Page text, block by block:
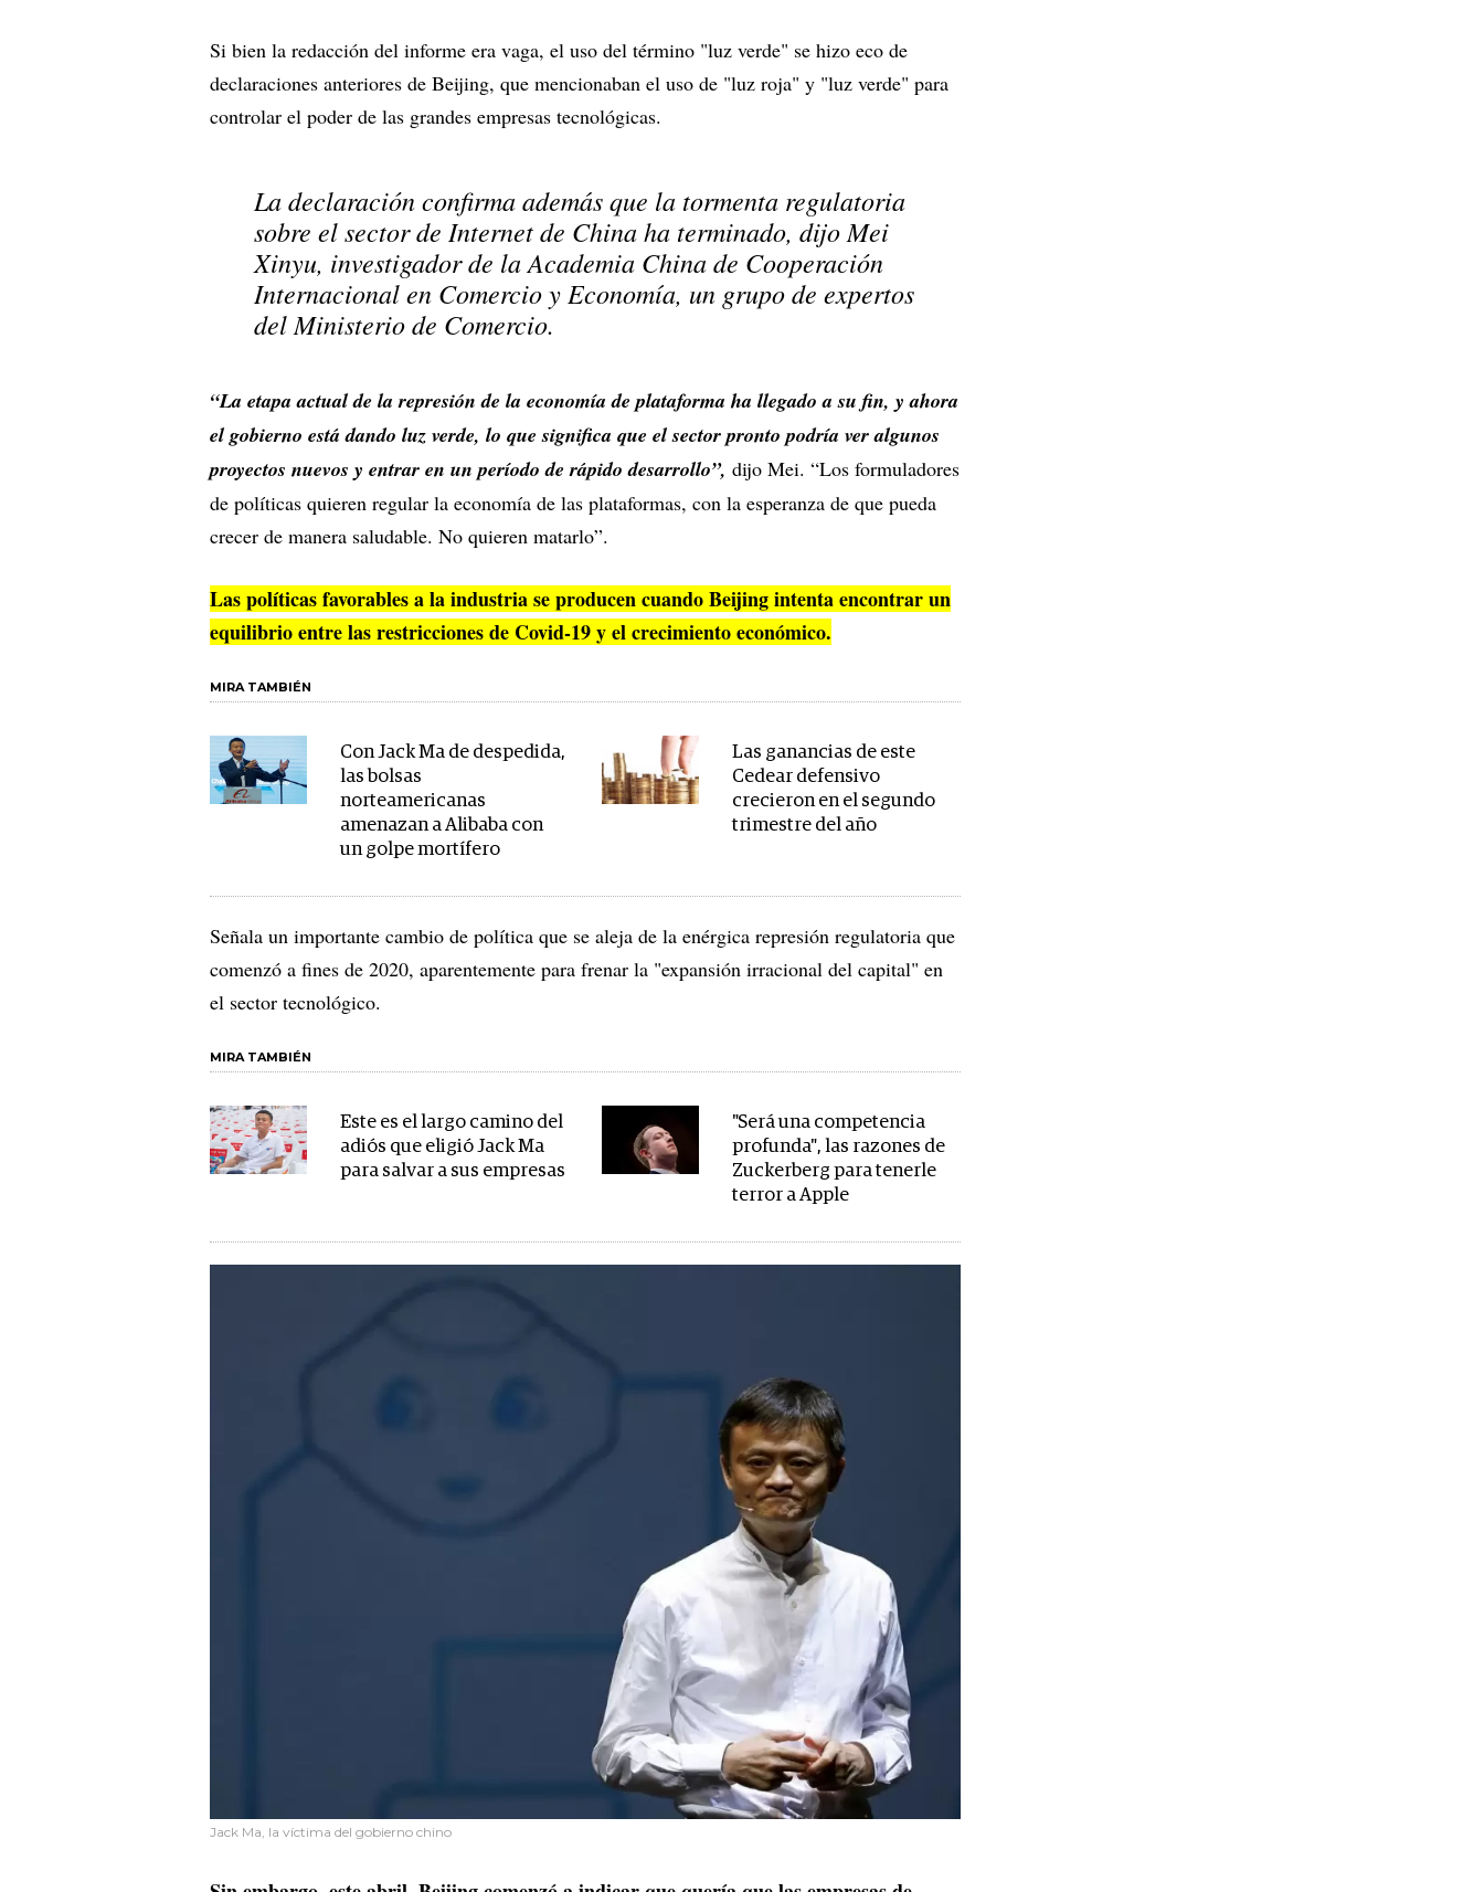
Si bien la redacción del informe era vaga, el uso del término "luz verde" se hizo eco de
declaraciones anteriores de Beijing, que mencionaban el uso de "luz roja" y "luz verde" para
controlar el poder de las grandes empresas tecnológicas.
La declaración confirma además que la tormenta regulatoria
sobre el sector de Internet de China ha terminado, dijo Mei
Xinyu, investigador de la Academia China de Cooperación
Internacional en Comercio y Economía, un grupo de expertos
del Ministerio de Comercio.
“La etapa actual de la represión de la economía de plataforma ha llegado a su fin, y ahora
el gobierno está dando luz verde, lo que significa que el sector pronto podría ver algunos
proyectos nuevos y entrar en un período de rápido desarrollo”, dijo Mei. “Los formuladores
de políticas quieren regular la economía de las plataformas, con la esperanza de que pueda
crecer de manera saludable. No quieren matarlo”.
Las políticas favorables a la industria se producen cuando Beijing intenta encontrar un
equilibrio entre las restricciones de Covid-19 y el crecimiento económico.
MIRA TAMBIÉN
Con Jack Ma de despedida,
las bolsas
norteamericanas
amenazan a Alibaba con
un golpe mortífero
Las ganancias de este
Cedear defensivo
crecieron en el segundo
trimestre del año
Señala un importante cambio de política que se aleja de la enérgica represión regulatoria que
comenzó a fines de 2020, aparentemente para frenar la "expansión irracional del capital" en
el sector tecnológico.
MIRA TAMBIÉN
Este es el largo camino del
adiós que eligió Jack Ma
para salvar a sus empresas
"Será una competencia
profunda", las razones de
Zuckerberg para tenerle
terror a Apple
Jack Ma, la víctima del gobierno chino